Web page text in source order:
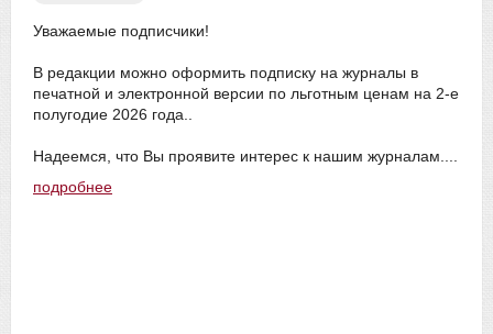
Уважаемые подписчики!
В редакции можно оформить подписку на журналы в
печатной и электронной версии по льготным ценам на 2-е
полугодие 2026 года..
Надеемся, что Вы проявите интерес к нашим журналам....
подробнее